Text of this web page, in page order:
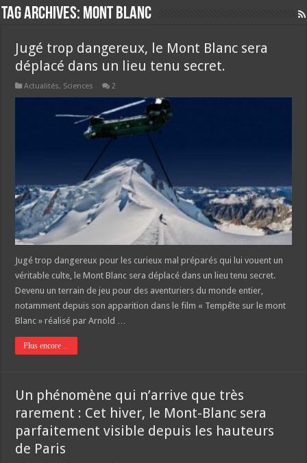
Tag Archives: mont blanc
Jugé trop dangereux, le Mont Blanc sera
déplacé dans un lieu tenu secret.
Actualités, Sciences 2
Jugé trop dangereux pour les curieux mal préparés qui lui vouent un
véritable culte, le Mont Blanc sera déplacé dans un lieu tenu secret.
Devenu un terrain de jeu pour des aventuriers du monde entier,
notamment depuis son apparition dans le film « Tempête sur le mont
Blanc » réalisé par Arnold …
Plus encore ...
Un phénomène qui n’arrive que très
rarement : Cet hiver, le Mont-Blanc sera
parfaitement visible depuis les hauteurs
de Paris